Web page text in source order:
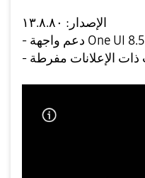
الإصدار: ١٣.٨.٨٠
- دعم واجهة One UI 8.5